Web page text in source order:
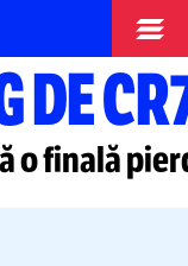
DE
o finală